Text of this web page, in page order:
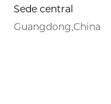
Sede central
Guangdong,China